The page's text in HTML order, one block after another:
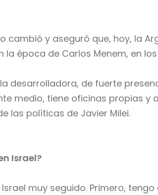
cambió y aseguró que, hoy, la
la época de Carlos Menem, en
desarrolladora, de fuerte
medio, tiene oficinas propias
las políticas de Javier Milei.
Israel?
muy seguido. Primero,